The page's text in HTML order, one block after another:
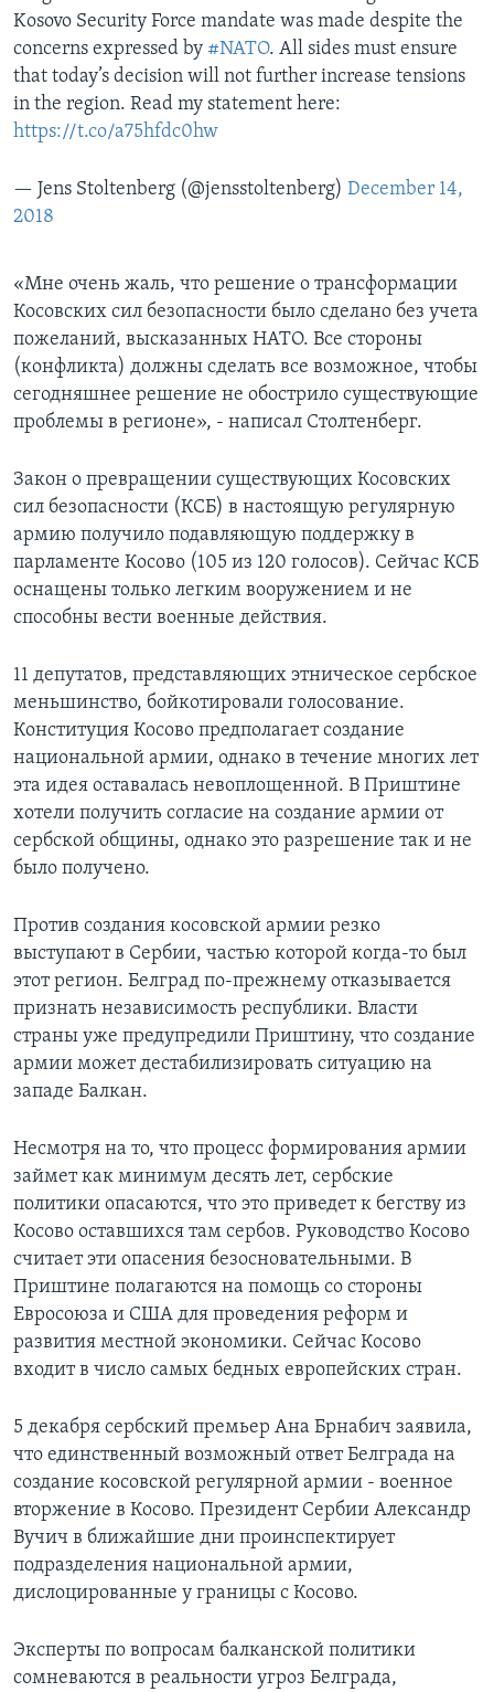
Kosovo Security Force mandate was made despite the
concerns expressed by #NATO. All sides must ensure
that today’s decision will not further increase tensions
in the region. Read my statement here:
https://t.co/a75hfdc0hw
— Jens Stoltenberg (@jensstoltenberg) December 14,
2018
«Мне очень жаль, что решение о трансформации
Косовских сил безопасности было сделано без учета
пожеланий, высказанных НАТО. Все стороны
(конфликта) должны сделать все возможное, чтобы
сегодняшнее решение не обострило существующие
проблемы в регионе», - написал Столтенберг.
Закон о превращении существующих Косовских
сил безопасности (КСБ) в настоящую регулярную
армию получило подавляющую поддержку в
парламенте Косово (105 из 120 голосов). Сейчас КСБ
оснащены только легким вооружением и не
способны вести военные действия.
11 депутатов, представляющих этническое сербское
меньшинство, бойкотировали голосование.
Конституция Косово предполагает создание
национальной армии, однако в течение многих лет
эта идея оставалась невоплощенной. В Приштине
хотели получить согласие на создание армии от
сербской общины, однако это разрешение так и не
было получено.
Против создания косовской армии резко
выступают в Сербии, частью которой когда-то был
этот регион. Белград по-прежнему отказывается
признать независимость республики. Власти
страны уже предупредили Приштину, что создание
армии может дестабилизировать ситуацию на
западе Балкан.
Несмотря на то, что процесс формирования армии
займет как минимум десять лет, сербские
политики опасаются, что это приведет к бегству из
Косово оставшихся там сербов. Руководство Косово
считает эти опасения безосновательными. В
Приштине полагаются на помощь со стороны
Евросоюза и США для проведения реформ и
развития местной экономики. Сейчас Косово
входит в число самых бедных европейских стран.
5 декабря сербский премьер Ана Брнабич заявила,
что единственный возможный ответ Белграда на
создание косовской регулярной армии - военное
вторжение в Косово. Президент Сербии Александр
Вучич в ближайшие дни проинспектирует
подразделения национальной армии,
дислоцированные у границы с Косово.
Эксперты по вопросам балканской политики
сомневаются в реальности угроз Белграда,